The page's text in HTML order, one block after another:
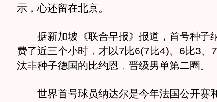
示，心还留在北京。
据新加坡《联合早报》报道，首号种子
费了近三个小时，才以7比6(7比4)、6比3、
汰非种子德国的比约恩，晋级男单第二圈。
世界首号球员纳达尔是今年法国公开赛